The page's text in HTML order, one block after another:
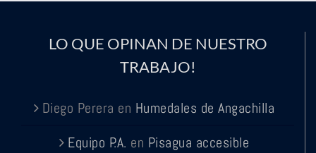
LO QUE OPINAN DE NUESTRO
TRABAJO!
Diego Perera en Humedales de Angachilla
Equipo P.A. en Pisagua accesible